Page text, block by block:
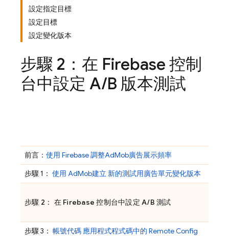
設定指定目標
設定目標
設定變化版本
步驟 2：在 Firebase 控制
台中設定 A/B 版本測試
前言： 使用 Firebase 調整AdMob廣告展示頻率
步驟 1： 使用 AdMob建立 新的測試用廣告單元變化版本
步驟 2： 在 Firebase 控制台中設定 A/B 測試
步驟 3： 帳號代碼 應用程式程式碼中的 Remote Config